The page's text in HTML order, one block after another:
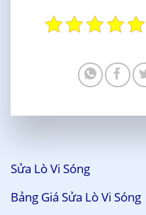
Sửa Lò Vi Sóng
Bảng Giá Sửa Lò Vi Sóng